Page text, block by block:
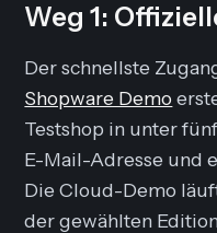
Weg 1:
Der schnellste
Shopware Demo
Testshop in unter
E-Mail-Adresse und
Die Cloud-Demo
der gewählten